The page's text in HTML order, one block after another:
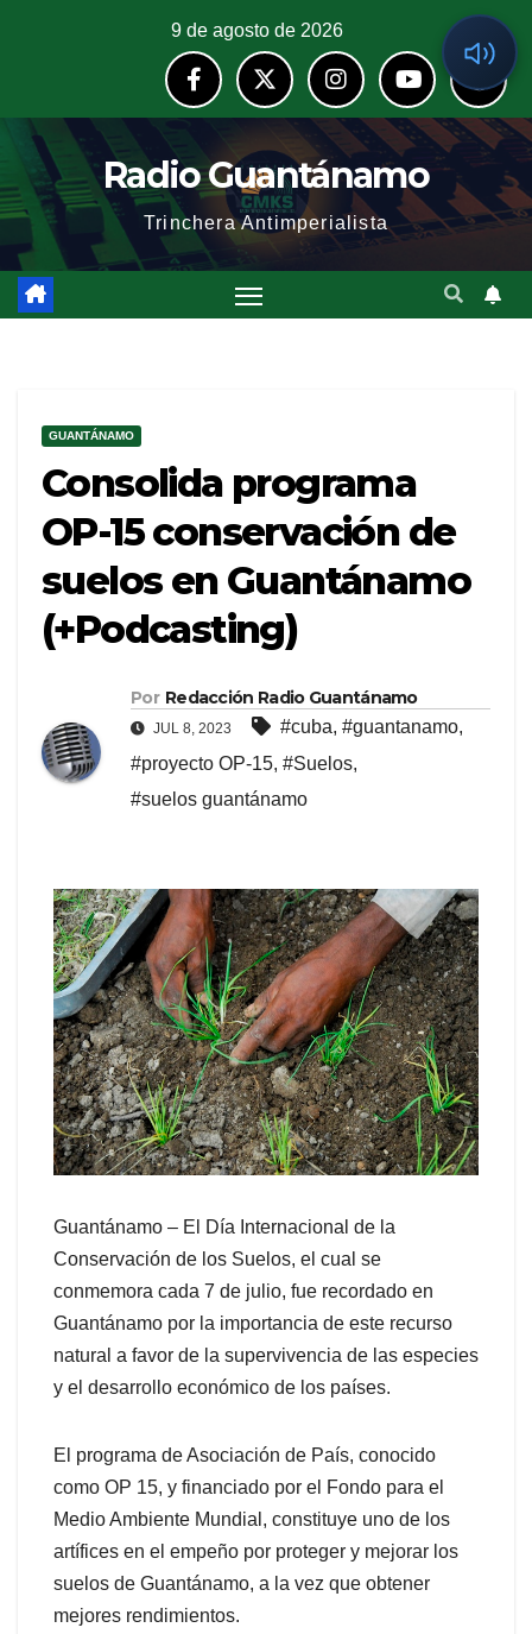
9 de agosto de 2026
Radio Guantánamo
Trinchera Antimperialista
GUANTÁNAMO
Consolida programa
OP-15 conservación de
suelos en Guantánamo
(+Podcasting)
Por Redacción Radio Guantánamo
JUL 8, 2023 #cuba, #guantanamo,
#proyecto OP-15, #Suelos,
#suelos guantánamo
Guantánamo – El Día Internacional de la
Conservación de los Suelos, el cual se
conmemora cada 7 de julio, fue recordado en
Guantánamo por la importancia de este recurso
natural a favor de la supervivencia de las especies
y el desarrollo económico de los países.
El programa de Asociación de País, conocido
como OP 15, y financiado por el Fondo para el
Medio Ambiente Mundial, constituye uno de los
artífices en el empeño por proteger y mejorar los
suelos de Guantánamo, a la vez que obtener
mejores rendimientos.